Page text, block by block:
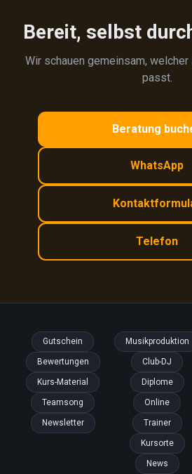
Bereit, selbst
Wir schauen gemeinsam,
passt.
Beratung
WhatsApp
Telefon
Gutschein
Bewertungen
Kurs-Material
Teamsong
Newsletter
Musikproduktion
Club-DJ
Diplome
Online
Trainer
Kursorte
News